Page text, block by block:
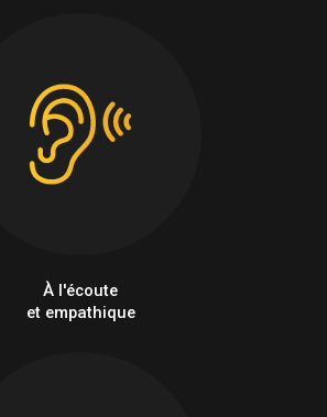
À l'écoute
et empathique